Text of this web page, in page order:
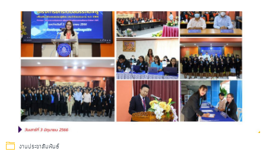
งานประชาสัมพันธ์